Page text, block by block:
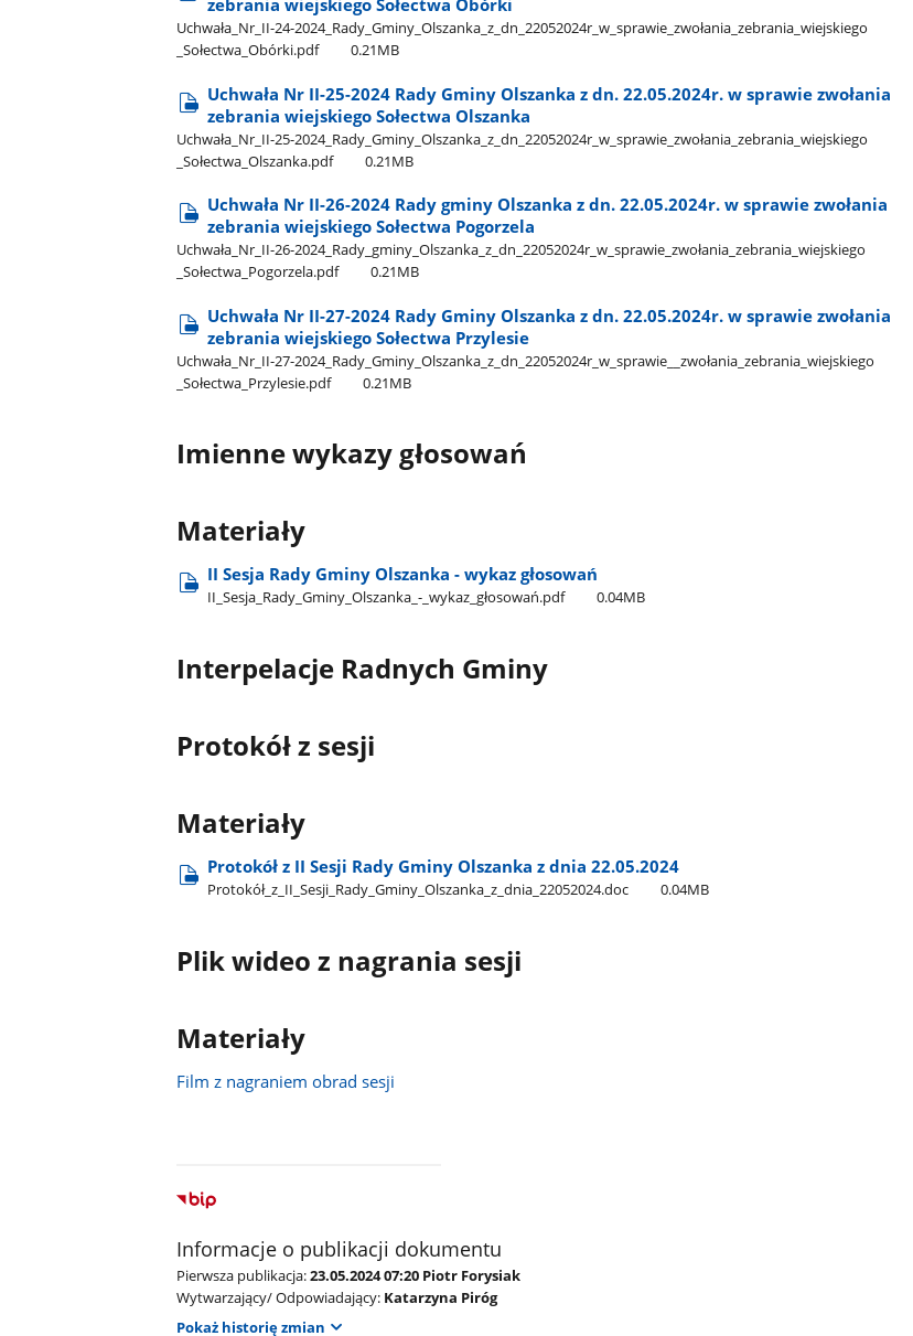
zebrania wiejskiego Sołectwa Obórki
Uchwała​_Nr​_II-24-2024​_Rady​_Gminy​_Olszanka​_z​_dn​_22052024r​_w​_sprawie​_zwołania​_zebrania​_wiejskiego​
_Sołectwa​_Obórki.pdf
0.21MB
Uchwała Nr II-25-2024 Rady Gminy Olszanka z dn. 22.05.2024r. w sprawie zwołania
zebrania wiejskiego Sołectwa Olszanka
Uchwała​_Nr​_II-25-2024​_Rady​_Gminy​_Olszanka​_z​_dn​_22052024r​_w​_sprawie​_zwołania​_zebrania​_wiejskiego​
_Sołectwa​_Olszanka.pdf
0.21MB
Uchwała Nr II-26-2024 Rady gminy Olszanka z dn. 22.05.2024r. w sprawie zwołania
zebrania wiejskiego Sołectwa Pogorzela
Uchwała​_Nr​_II-26-2024​_Rady​_gminy​_Olszanka​_z​_dn​_22052024r​_w​_sprawie​_zwołania​_zebrania​_wiejskiego​
_Sołectwa​_Pogorzela.pdf
0.21MB
Uchwała Nr II-27-2024 Rady Gminy Olszanka z dn. 22.05.2024r. w sprawie zwołania
zebrania wiejskiego Sołectwa Przylesie
Uchwała​_Nr​_II-27-2024​_Rady​_Gminy​_Olszanka​_z​_dn​_22052024r​_w​_sprawie​_​_zwołania​_zebrania​_wiejskiego​
_Sołectwa​_Przylesie.pdf
0.21MB
Imienne wykazy głosowań
Materiały
II Sesja Rady Gminy Olszanka - wykaz głosowań
II​_Sesja​_Rady​_Gminy​_Olszanka​_-​_wykaz​_głosowań.pdf 0.04MB
Interpelacje Radnych Gminy
Protokół z sesji
Materiały
Protokół z II Sesji Rady Gminy Olszanka z dnia 22.05.2024
Protokół​_z​_II​_Sesji​_Rady​_Gminy​_Olszanka​_z​_dnia​_22052024.doc 0.04MB
Plik wideo z nagrania sesji
Materiały
Film z nagraniem obrad sesji
Informacje o publikacji dokumentu
Pierwsza publikacja:23.05.2024 07:20 Piotr Forysiak
Wytwarzający/ Odpowiadający: Katarzyna Piróg
Pokaż historię zmian